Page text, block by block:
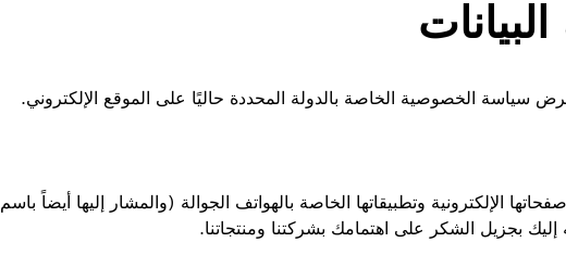
سياسة الخصوصية الخاصة بالدولة المحددة حاليًا على الموقع الإلكتروني.
الإلكترونية وتطبيقاتها الخاصة بالهواتف الجوالة (والمشار إليها أيضاً باسم
بجزيل الشكر على اهتمامك بشركتنا ومنتجاتنا.